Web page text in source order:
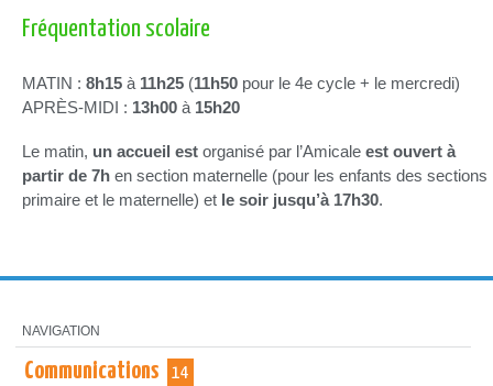
NAVIGATION
Communications 14
Fréquentation scolaire
MATIN : 8h15 à 11h25 (11h50 pour le 4e cycle + le mercredi)
APRÈS-MIDI : 13h00 à 15h20
Le matin, un accueil est organisé par l’Amicale est ouvert à
partir de 7h en section maternelle (pour les enfants des sections
primaire et le maternelle) et le soir jusqu’à 17h30.